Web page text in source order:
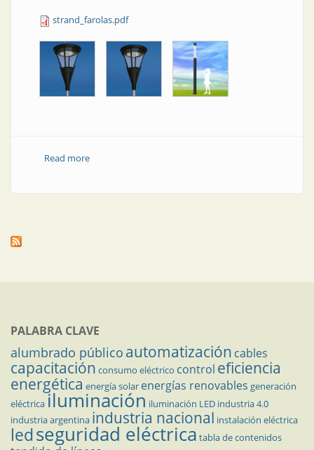
strand_farolas.pdf
Read moreabout Farolas
PALABRA CLAVE
alumbrado público automatización cables
capacitación consumo eléctrico control eficiencia
energética energía solar energías renovables generación
eléctricailuminación iluminación LED industria 4.0
industria argentina industria nacional instalación eléctrica
ledseguridad eléctrica tabla de contenidos